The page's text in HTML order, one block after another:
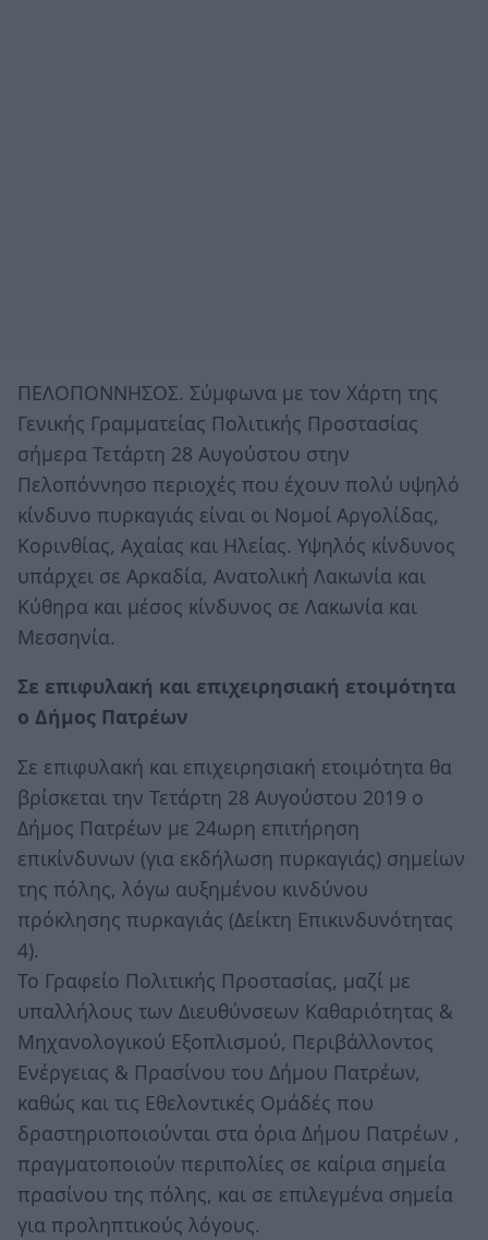
ΠΕΛΟΠΟΝΝΗΣΟΣ. Σύμφωνα με τον Χάρτη της
Γενικής Γραμματείας Πολιτικής Προστασίας
σήμερα Τετάρτη 28 Αυγούστου στην
Πελοπόννησο περιοχές που έχουν πολύ υψηλό
κίνδυνο πυρκαγιάς είναι οι Νομοί Αργολίδας,
Κορινθίας, Αχαίας και Ηλείας. Υψηλός κίνδυνος
υπάρχει σε Αρκαδία, Ανατολική Λακωνία και
Κύθηρα και μέσος κίνδυνος σε Λακωνία και
Μεσσηνία.
Σε επιφυλακή και επιχειρησιακή ετοιμότητα
ο Δήμος Πατρέων
Σε επιφυλακή και επιχειρησιακή ετοιμότητα θα
βρίσκεται την Τετάρτη 28 Αυγούστου 2019 ο
Δήμος Πατρέων με 24ωρη επιτήρηση
επικίνδυνων (για εκδήλωση πυρκαγιάς) σημείων
της πόλης, λόγω αυξημένου κινδύνου
πρόκλησης πυρκαγιάς (Δείκτη Επικινδυνότητας
4).
Το Γραφείο Πολιτικής Προστασίας, μαζί με
υπαλλήλους των Διευθύνσεων Καθαριότητας &
Μηχανολογικού Εξοπλισμού, Περιβάλλοντος
Ενέργειας & Πρασίνου του Δήμου Πατρέων,
καθώς και τις Εθελοντικές Ομάδές που
δραστηριοποιούνται στα όρια Δήμου Πατρέων ,
πραγματοποιούν περιπολίες σε καίρια σημεία
πρασίνου της πόλης, και σε επιλεγμένα σημεία
για προληπτικούς λόγους.